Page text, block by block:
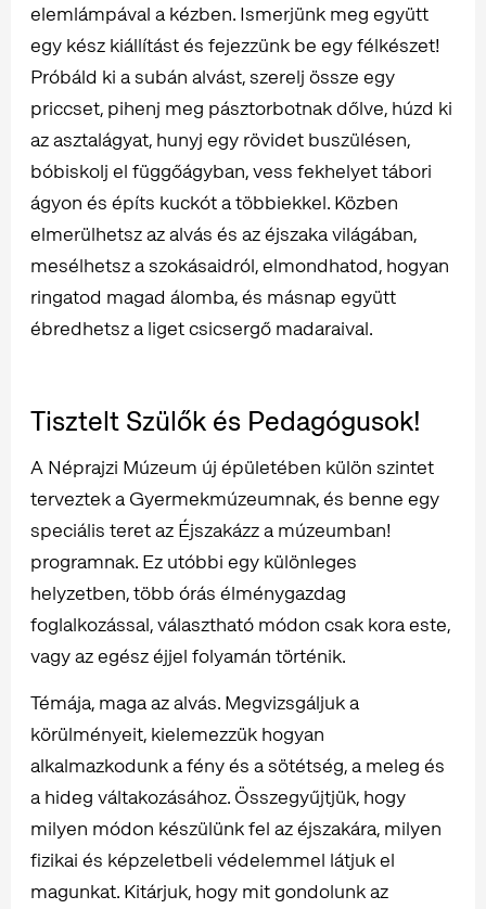
elemlámpával a kézben. Ismerjünk meg együtt
egy kész kiállítást és fejezzünk be egy félkészet!
Próbáld ki a subán alvást, szerelj össze egy
priccset, pihenj meg pásztorbotnak dőlve, húzd ki
az asztalágyat, hunyj egy rövidet buszülésen,
bóbiskolj el függőágyban, vess fekhelyet tábori
ágyon és építs kuckót a többiekkel. Közben
elmerülhetsz az alvás és az éjszaka világában,
mesélhetsz a szokásaidról, elmondhatod, hogyan
ringatod magad álomba, és másnap együtt
ébredhetsz a liget csicsergő madaraival.
Tisztelt Szülők és Pedagógusok!
A Néprajzi Múzeum új épületében külön szintet
terveztek a Gyermekmúzeumnak, és benne egy
speciális teret az Éjszakázz a múzeumban!
programnak. Ez utóbbi egy különleges
helyzetben, több órás élménygazdag
foglalkozással, választható módon csak kora este,
vagy az egész éjjel folyamán történik.
Témája, maga az alvás. Megvizsgáljuk a
körülményeit, kielemezzük hogyan
alkalmazkodunk a fény és a sötétség, a meleg és
a hideg váltakozásához. Összegyűjtjük, hogy
milyen módon készülünk fel az éjszakára, milyen
fizikai és képzeletbeli védelemmel látjuk el
magunkat. Kitárjuk, hogy mit gondolunk az